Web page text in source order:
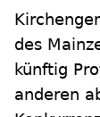
des
künftig
anderen